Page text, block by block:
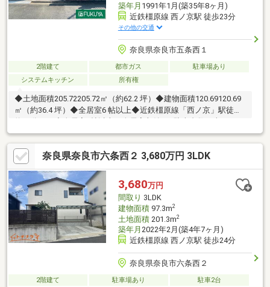
築年月 1991年1月(築35年8ヶ月)
近鉄橿原線 西ノ京駅 徒歩23分
その他の交通
奈良県奈良市五条西１
2階建て 都市ガス
駐車場あり
システムキッチン
所有権
◆土地面積205.72205.72㎡（約62.2 坪）◆建物面積120.69120.69
㎡（約36.4 坪）◆全居室6 帖以上◆近鉄橿原線「西ノ京」駅徒歩
約22分！！◆全居室6帖以上！全居室収納！※駐車台数は車種によ
ります。車庫証明の可能台数ではありません※車庫：約17.76㎡
奈良県奈良市六条西２ 3,680万円 3LDK
3,680万円
間取り 3LDK
建物面積97.3m2
土地面積201.3m2
築年月 2022年2月(築4年7ヶ月)
近鉄橿原線 西ノ京駅 徒歩24分
奈良県奈良市六条西２
2階建て 駐車場あり
駐車2台